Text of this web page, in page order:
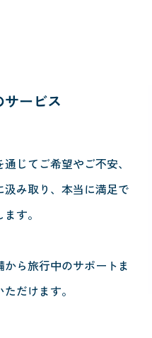
ービス
じてご希望やご不安、
み取り、本当に満足で
す。
ら旅行中のサポートま
だけます。